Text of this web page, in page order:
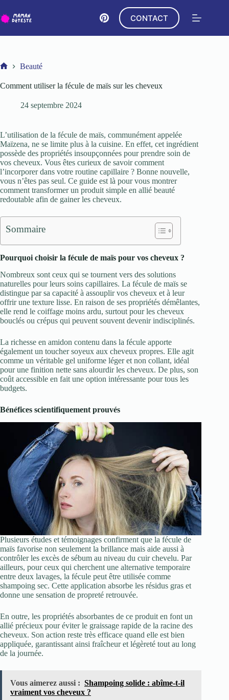
au
contenu
CONTACT
Beauté
Comment utiliser la fécule de maïs sur les cheveux
24 septembre 2024
L’utilisation de la fécule de maïs, communément appelée
Maïzena, ne se limite plus à la cuisine. En effet, cet ingrédient
possède des propriétés insoupçonnées pour prendre soin de
vos cheveux. Vous êtes curieux de savoir comment
l’incorporer dans votre routine capillaire ? Bonne nouvelle,
vous n’êtes pas seul. Ce guide est là pour vous montrer
comment transformer un produit simple en allié beauté
redoutable afin de gainer les cheveux.
Sommaire
Pourquoi choisir la fécule de maïs pour vos cheveux ?
Nombreux sont ceux qui se tournent vers des solutions
naturelles pour leurs soins capillaires. La fécule de maïs se
distingue par sa capacité à assouplir vos cheveux et à leur
offrir une texture lisse. En raison de ses propriétés démêlantes,
elle rend le coiffage moins ardu, surtout pour les cheveux
bouclés ou crépus qui peuvent souvent devenir indisciplinés.
La richesse en amidon contenu dans la fécule apporte
également un toucher soyeux aux cheveux propres. Elle agit
comme un véritable gel uniforme léger et non collant, idéal
pour une finition nette sans alourdir les cheveux. De plus, son
coût accessible en fait une option intéressante pour tous les
budgets.
Bénéfices scientifiquement prouvés
Plusieurs études et témoignages confirment que la fécule de
maïs favorise non seulement la brillance mais aide aussi à
contrôler les excès de sébum au niveau du cuir chevelu. Par
ailleurs, pour ceux qui cherchent une alternative temporaire
entre deux lavages, la fécule peut être utilisée comme
shampoing sec. Cette application absorbe les résidus gras et
donne une sensation de propreté retrouvée.
En outre, les propriétés absorbantes de ce produit en font un
allié précieux pour éviter le graissage rapide de la racine des
cheveux. Son action reste très efficace quand elle est bien
appliquée, garantissant ainsi fraîcheur et légèreté tout au long
de la journée.
Vous aimerez aussi : Shampoing solide : abîme-t-il
vraiment vos cheveux ?